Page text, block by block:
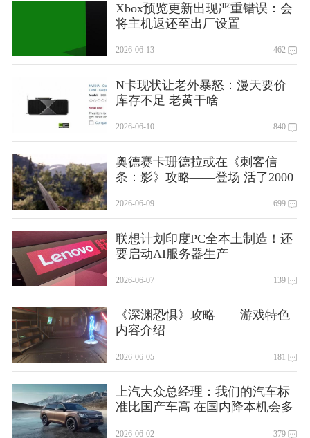
Xbox预览更新出现严重错误：会
将主机返还至出厂设置
2026-06-13 462
N卡现状让老外暴怒：漫天要价
库存不足 老黄干啥
2026-06-10 840
奥德赛卡珊德拉或在《刺客信
条：影》攻略——登场 活了2000
2026-06-09 699
联想计划印度PC全本土制造！还
要启动AI服务器生产
2026-06-07 139
《深渊恐惧》攻略——游戏特色
内容介绍
2026-06-05 181
上汽大众总经理：我们的汽车标
准比国产车高 在国内降本机会多
2026-06-02 379